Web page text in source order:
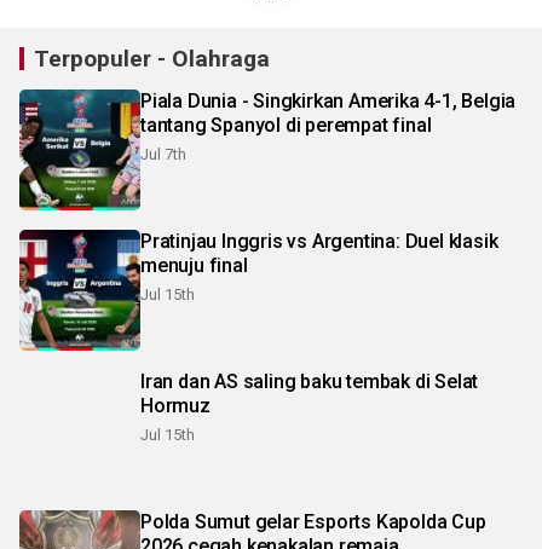
Terpopuler - Olahraga
Piala Dunia - Singkirkan Amerika 4-1, Belgia
tantang Spanyol di perempat final
Jul 7th
Pratinjau Inggris vs Argentina: Duel klasik
menuju final
Jul 15th
Iran dan AS saling baku tembak di Selat
Hormuz
Jul 15th
Polda Sumut gelar Esports Kapolda Cup